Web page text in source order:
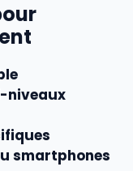
niveaux
smartphones